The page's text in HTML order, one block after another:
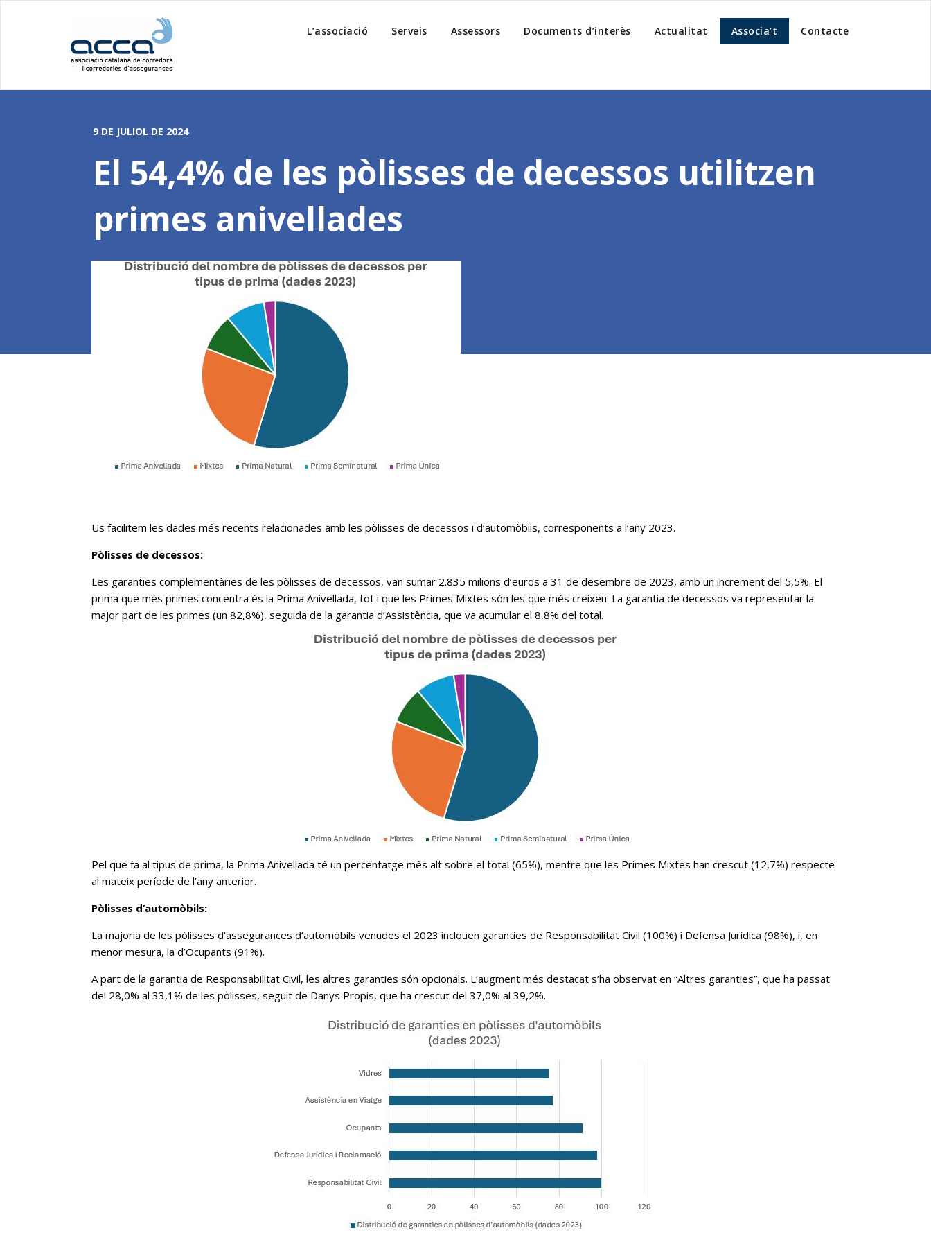
L’associació Serveis Assessors Documents d’interès Actualitat Associa’t Contacte
9 DE JULIOL DE 2024
El 54,4% de les pòlisses de decessos utilitzen
primes anivellades
Us facilitem les dades més recents relacionades amb les pòlisses de decessos i d’automòbils, corresponents a l’any 2023.
Pòlisses de decessos:
Les garanties complementàries de les pòlisses de decessos, van sumar 2.835 milions d’euros a 31 de desembre de 2023, amb un increment del 5,5%. El
prima que més primes concentra és la Prima Anivellada, tot i que les Primes Mixtes són les que més creixen. La garantia de decessos va representar la
major part de les primes (un 82,8%), seguida de la garantia d’Assistència, que va acumular el 8,8% del total.
Pel que fa al tipus de prima, la Prima Anivellada té un percentatge més alt sobre el total (65%), mentre que les Primes Mixtes han crescut (12,7%) respecte
al mateix període de l’any anterior.
Pòlisses d’automòbils:
La majoria de les pòlisses d’assegurances d’automòbils venudes el 2023 inclouen garanties de Responsabilitat Civil (100%) i Defensa Jurídica (98%), i, en
menor mesura, la d’Ocupants (91%).
A part de la garantia de Responsabilitat Civil, les altres garanties són opcionals. L’augment més destacat s’ha observat en “Altres garanties”, que ha passat
del 28,0% al 33,1% de les pòlisses, seguit de Danys Propis, que ha crescut del 37,0% al 39,2%.